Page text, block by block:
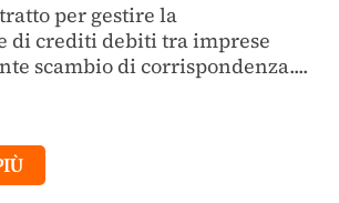
per gestire la
di crediti debiti tra imprese
scambio di corrispondenza....